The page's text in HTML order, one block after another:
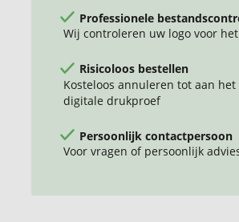
Professionele
Wij controleren uw logo voor
Risicoloos bestellen
Kosteloos annuleren tot aan het
digitale drukproef
Persoonlijk contactpersoon
Voor vragen of persoonlijk